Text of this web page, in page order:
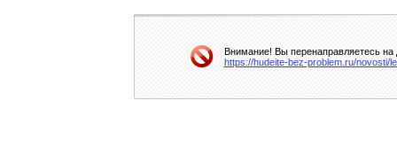
Внимание! Вы перенаправляетесь на
https://hudeite-bez-problem.ru/novosti/